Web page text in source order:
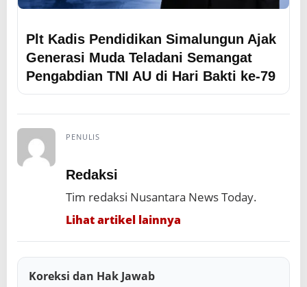
Plt Kadis Pendidikan Simalungun Ajak
Generasi Muda Teladani Semangat
Pengabdian TNI AU di Hari Bakti ke-79
PENULIS
Redaksi
Tim redaksi Nusantara News Today.
Lihat artikel lainnya
Koreksi dan Hak Jawab